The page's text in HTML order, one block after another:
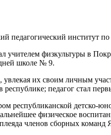
педагогический институт
физкультуры в
школе № 9.
их своим личным
педагог стал
республиканской детско-
физическое
членов сборных